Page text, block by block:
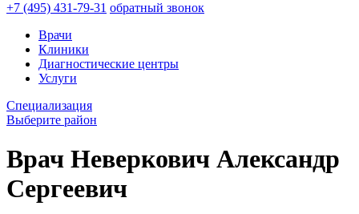
+7 (495) 431-79-31 обратный звонок
Врачи
Клиники
Диагностические центры
Услуги
Специализация
Выберите район
Врач Неверкович Александр
Сергеевич